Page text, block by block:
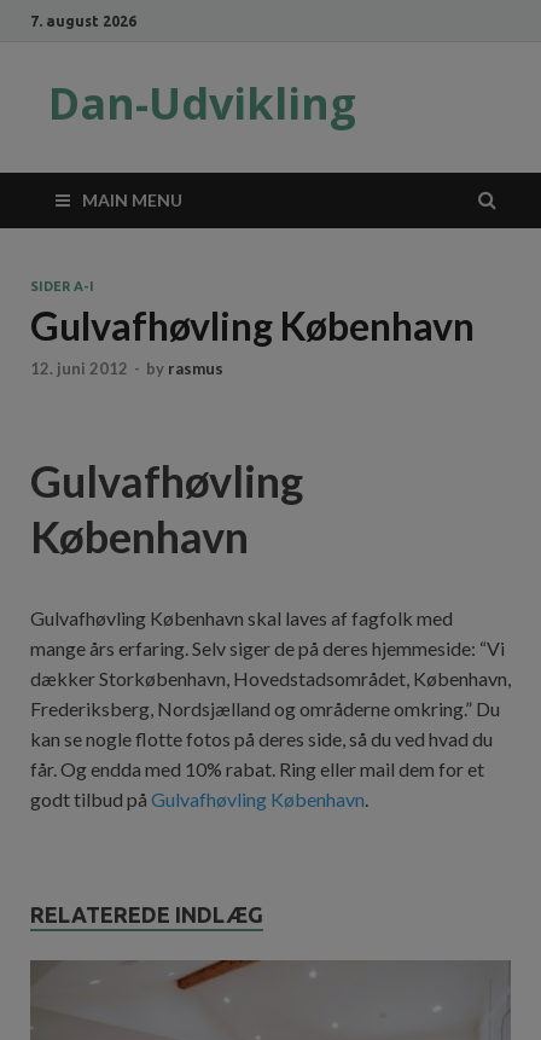
7. august 2026
Dan-Udvikling
MAIN MENU
SIDER A-I
Gulvafhøvling København
12. juni 2012 - by rasmus
Gulvafhøvling
København
Gulvafhøvling København skal laves af fagfolk med
mange års erfaring. Selv siger de på deres hjemmeside: “Vi
dækker Storkøbenhavn, Hovedstadsområdet, København,
Frederiksberg, Nordsjælland og områderne omkring.” Du
kan se nogle flotte fotos på deres side, så du ved hvad du
får. Og endda med 10% rabat. Ring eller mail dem for et
godt tilbud på Gulvafhøvling København.
RELATEREDE INDLÆG